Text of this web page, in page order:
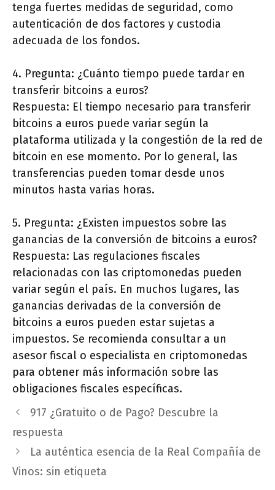
tenga fuertes medidas de seguridad, como
autenticación de dos factores y custodia
adecuada de los fondos.
4. Pregunta: ¿Cuánto tiempo puede tardar en
transferir bitcoins a euros?
Respuesta: El tiempo necesario para transferir
bitcoins a euros puede variar según la
plataforma utilizada y la congestión de la red de
bitcoin en ese momento. Por lo general, las
transferencias pueden tomar desde unos
minutos hasta varias horas.
5. Pregunta: ¿Existen impuestos sobre las
ganancias de la conversión de bitcoins a euros?
Respuesta: Las regulaciones fiscales
relacionadas con las criptomonedas pueden
variar según el país. En muchos lugares, las
ganancias derivadas de la conversión de
bitcoins a euros pueden estar sujetas a
impuestos. Se recomienda consultar a un
asesor fiscal o especialista en criptomonedas
para obtener más información sobre las
obligaciones fiscales específicas.
917 ¿Gratuito o de Pago? Descubre la
respuesta
La auténtica esencia de la Real Compañía de
Vinos: sin etiqueta